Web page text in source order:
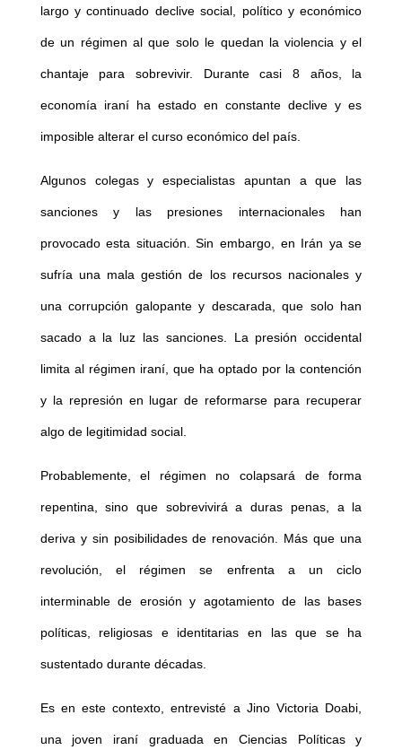
largo y continuado declive social, político y económico
de un régimen al que solo le quedan la violencia y el
chantaje para sobrevivir. Durante casi 8 años, la
economía iraní ha estado en constante declive y es
imposible alterar el curso económico del país.
Algunos colegas y especialistas apuntan a que las
sanciones y las presiones internacionales han
provocado esta situación. Sin embargo, en Irán ya se
sufría una mala gestión de los recursos nacionales y
una corrupción galopante y descarada, que solo han
sacado a la luz las sanciones. La presión occidental
limita al régimen iraní, que ha optado por la contención
y la represión en lugar de reformarse para recuperar
algo de legitimidad social.
Probablemente, el régimen no colapsará de forma
repentina, sino que sobrevivirá a duras penas, a la
deriva y sin posibilidades de renovación. Más que una
revolución, el régimen se enfrenta a un ciclo
interminable de erosión y agotamiento de las bases
políticas, religiosas e identitarias en las que se ha
sustentado durante décadas.
Es en este contexto, entrevisté a Jino Victoria Doabi,
una joven iraní graduada en Ciencias Políticas y